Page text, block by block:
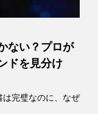
ない？プロが
ドを見分け
は完璧なのに、なぜ